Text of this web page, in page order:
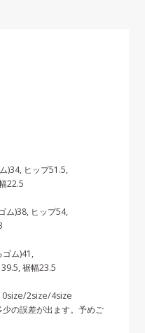
)34, ヒップ51.5,
22.5
ム)38, ヒップ54,
ゴム)41,
裾幅23.5
2size/4size
少の誤差が出ます。予めご